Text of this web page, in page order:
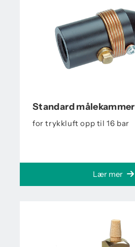
Standard målekammer
for trykkluft opp til 16 bar
Lær mer